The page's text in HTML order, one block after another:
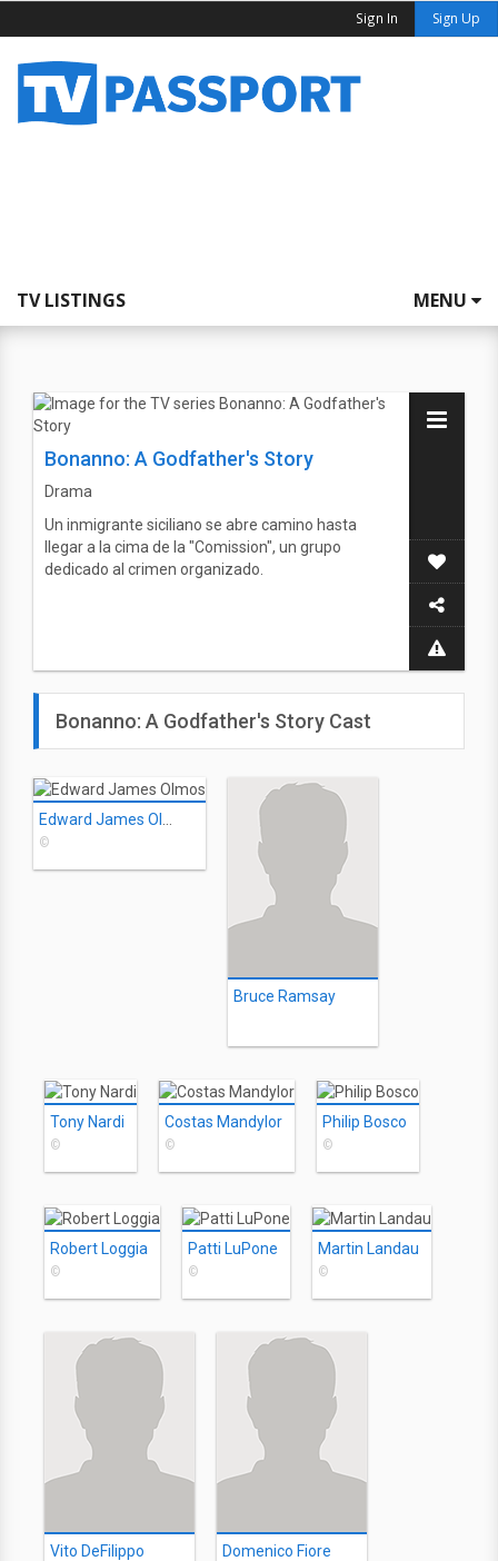
Sign In Sign Up
TV LISTINGS MENU
Bonanno: A Godfather's Story
Drama
Un inmigrante siciliano se abre camino hasta
llegar a la cima de la "Comission", un grupo
dedicado al crimen organizado.
Bonanno: A Godfather's Story Cast
Edward James Olmos
©
Bruce Ramsay
Tony Nardi
©
Costas Mandylor
©
Philip Bosco
©
Robert Loggia
©
Patti LuPone
©
Martin Landau
©
Vito DeFilippo Domenico Fiore